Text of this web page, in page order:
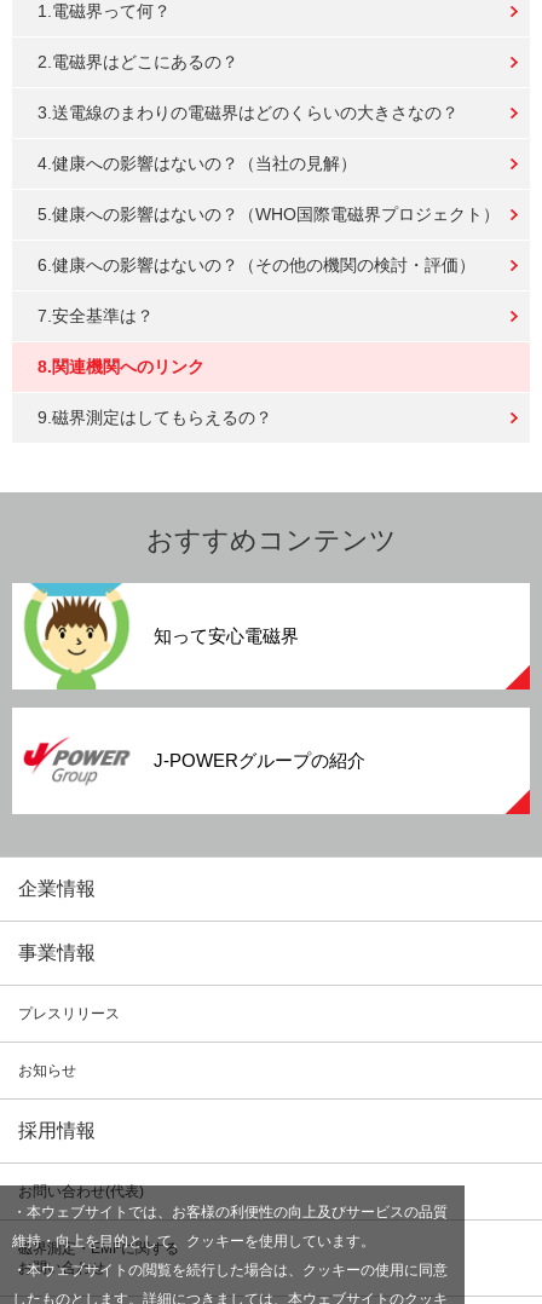
・本ウェブサイトでは、お客様の利便性の向上及びサービスの品質
維持・向上を目的として、クッキーを使用しています。
・本ウェブサイトの閲覧を続行した場合は、クッキーの使用に同意
したものとします。詳細につきましては、本ウェブサイトのクッキ
1.電磁界って何？
2.電磁界はどこにあるの？
3.送電線のまわりの電磁界はどのくらいの大きさなの？
4.健康への影響はないの？（当社の見解）
5.健康への影響はないの？（WHO国際電磁界プロジェクト）
6.健康への影響はないの？（その他の機関の検討・評価）
7.安全基準は？
8.関連機関へのリンク
9.磁界測定はしてもらえるの？
おすすめコンテンツ
知って安心電磁界
J-POWERグループの紹介
企業情報
事業情報
プレスリリース
お知らせ
採用情報
お問い合わせ(代表)
磁界測定・EMFに関する
お問い合わせ